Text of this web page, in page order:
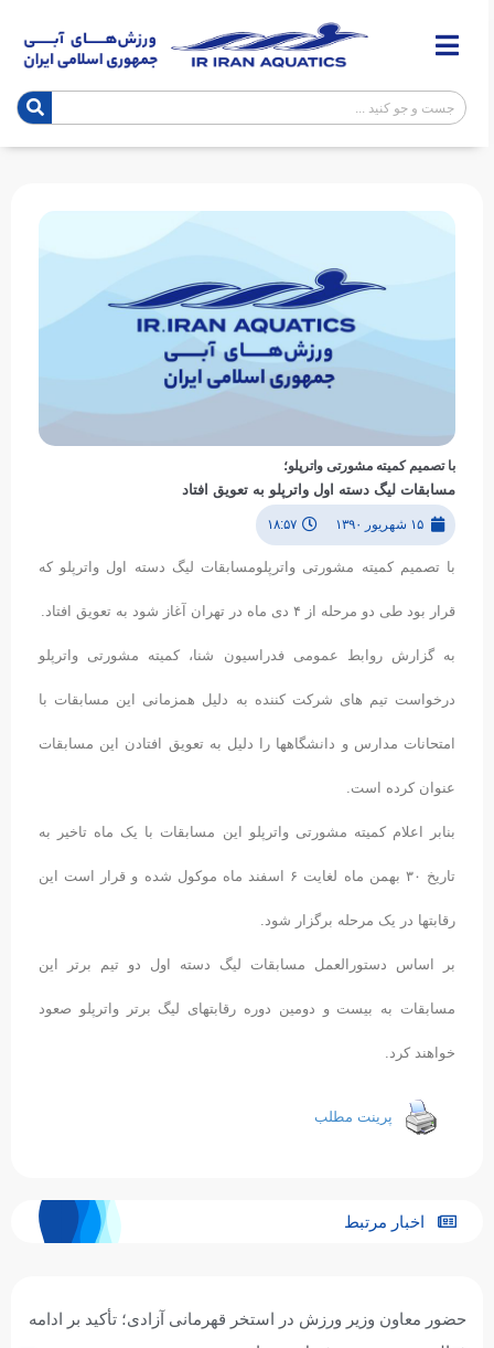
با تصمیم کمیته مشورتی واترپلو؛
مسابقات لیگ دسته اول واترپلو به تعویق افتاد
۱۵ شهریور ۱۳۹۰ ۱۸:۵۷
با تصمیم کمیته مشورتی واترپلومسابقات لیگ دسته اول واترپلو که
قرار بود طی دو مرحله از ۴ دی ماه در تهران آغاز شود به تعویق افتاد.
به گزارش روابط عمومی فدراسیون شنا، کمیته مشورتی واترپلو
درخواست تیم های شرکت کننده به دلیل همزمانی این مسابقات با
امتحانات مدارس و دانشگاهها را دلیل به تعویق افتادن این مسابقات
عنوان کرده است.
بنابر اعلام کمیته مشورتی واترپلو این مسابقات با یک ماه تاخیر به
تاریخ ٣۰ بهمن ماه لغایت ۶ اسفند ماه موکول شده و قرار است این
رقابتها در یک مرحله برگزار شود.
بر اساس دستورالعمل مسابقات لیگ دسته اول دو تیم برتر این
مسابقات به بیست و دومین دوره رقابتهای لیگ برتر واترپلو صعود
خواهند کرد.
پرینت مطلب
اخبار مرتبط
حضور معاون وزیر ورزش در استخر قهرمانی آزادی؛ تأکید بر ادامه